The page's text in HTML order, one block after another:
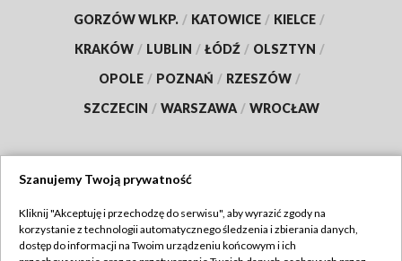
GORZÓW WLKP. / KATOWICE / KIELCE /
KRAKÓW / LUBLIN / ŁÓDŹ / OLSZTYN /
OPOLE / POZNAŃ / RZESZÓW /
SZCZECIN / WARSZAWA / WROCŁAW
TVP
Szanujemy Twoją prywatność
Kliknij "Akceptuję i przechodzę do serwisu", aby wyrazić zgody na
korzystanie z technologii automatycznego śledzenia i zbierania danych,
dostęp do informacji na Twoim urządzeniu końcowym i ich